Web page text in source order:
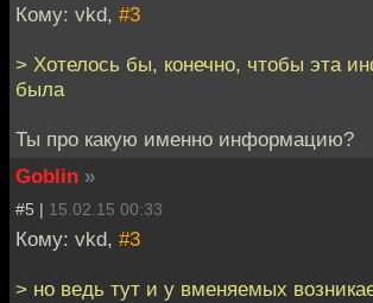
Кому: vkd, #3
> Хотелось бы, конечно, чтобы эта
была
Ты про какую именно информацию?
Goblin »
#5 | 15.02.15 00:33
Кому: vkd, #3
> но ведь тут и у вменяемых